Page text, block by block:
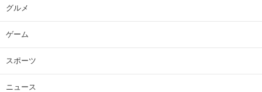
グルメ
ゲーム
スポーツ
ニュース